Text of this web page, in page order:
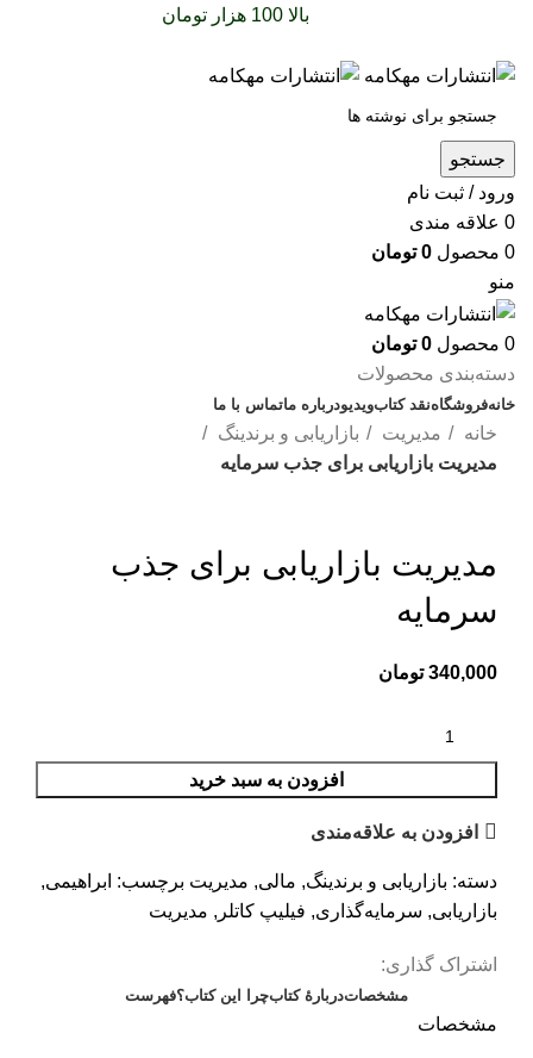
بالا 100 هزار تومان
جستجو
ورود / ثبت نام
0 علاقه مندی
0 محصول 0 تومان
منو
0 محصول 0 تومان
دسته‌بندی محصولات
خانهفروشگاهنقد کتابویدیودرباره‌ ماتماس با ما
خانه مدیریت
بازاریابی و برندینگ
مدیریت بازاریابی برای جذب سرمایه
مدیریت بازاریابی برای جذب
سرمایه
340,000 تومان
افزودن به سبد خرید
افزودن به علاقه‌مندی
دسته: بازاریابی و برندینگ, مالی, مدیریت برچسب: ابراهیمی,
بازاریابی, سرمایه‌گذاری, فیلیپ کاتلر , مدیریت
اشتراک گذاری:
مشخصاتدربارهٔ کتابچرا این کتاب؟فهرست
مشخصات